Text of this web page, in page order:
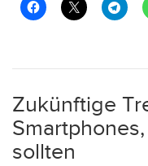
Zukünftige
sollten